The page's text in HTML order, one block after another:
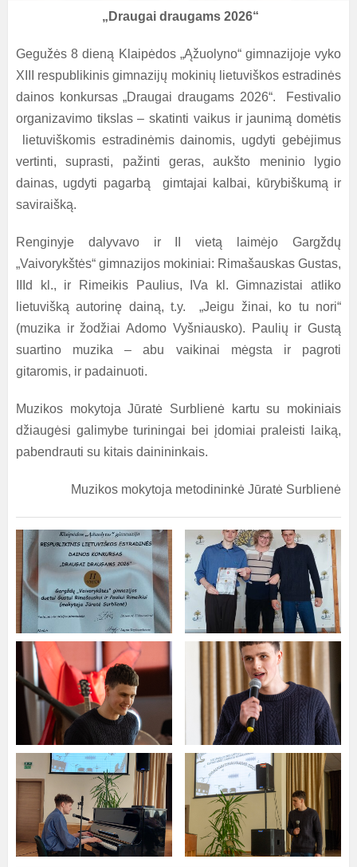
„Draugai draugams 2026“
Gegužės8 dieną Klaipėdos „Ąžuolyno“ gimnazijoje vyko
XIII respublikinis gimnazijų mokinių lietuviškos estradinės
dainos konkursas „Draugai draugams 2026“.
Festivalio
organizavimo tikslas – skatinti vaikus ir jaunimą domėtis
lietuviškomis estradinėmis dainomis, ugdyti gebėjimus
vertinti, suprasti, pažinti geras, aukšto meninio lygio
dainas, ugdyti pagarbą gimtajai kalbai, kūrybiškumą ir
saviraišką.
Renginyje dalyvavo ir II vietą laimėjo Gargždų
„Vaivorykštės“ gimnazijos mokiniai: Rimašauskas Gustas,
IIId kl., ir Rimeikis Paulius, IVa kl. Gimnazistai atliko
lietuvišką autorinę dainą, t.y.„Jeigu žinai, ko tu nori“
(muzika ir žodžiai Adomo Vyšniausko). Paulių ir Gustą
suartino muzika –abu vaikinai mėgsta ir pagroti
gitaromis, ir padainuoti.
Muzikos mokytoja Jūratė Surblienė kartu su mokiniais
džiaugėsi galimybe turiningai bei įdomiai praleisti laiką,
pabendrauti su kitais dainininkais.
Muzikos mokytoja metodininkė Jūratė Surblienė